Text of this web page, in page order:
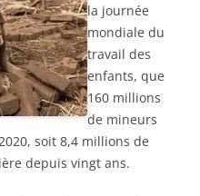
la journée
mondiale du
travail des
enfants, que
160 millions
de mineurs
soit 8,4 millions de
depuis vingt ans.